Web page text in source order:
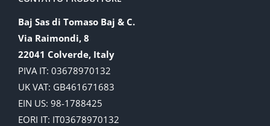
Baj Sas di Tomaso Baj & C.
Via Raimondi, 8
22041 Colverde, Italy
PIVA IT: 03678970132
UK VAT: GB461671683
EIN US: 98-1788425
EORI IT: IT03678970132